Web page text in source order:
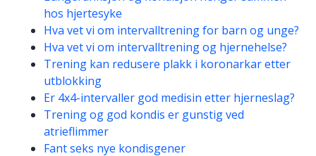
hos hjertesyke
Hva vet vi om intervalltrening for barn og unge?
Hva vet vi om intervalltrening og hjernehelse?
Trening kan redusere plakk i koronarkar etter
utblokking
Er 4x4-intervaller god medisin etter hjerneslag?
Trening og god kondis er gunstig ved
atrieflimmer
Fant seks nye kondisgener